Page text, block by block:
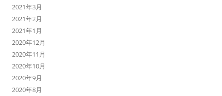
2021年3月
2021年2月
2021年1月
2020年12月
2020年11月
2020年10月
2020年9月
2020年8月